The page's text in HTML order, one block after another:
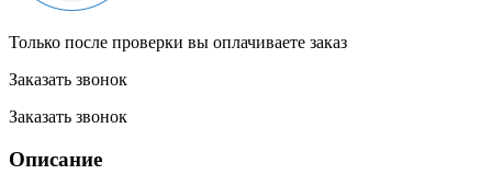
Только после проверки вы оплачиваете заказ
Заказать звонок
Заказать звонок
Описание